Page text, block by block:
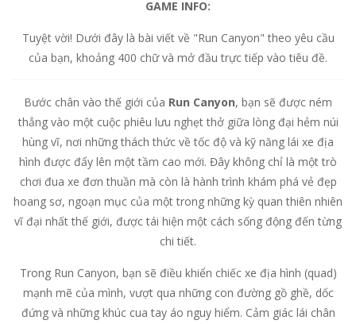
GAME INFO:
Tuyệt vời! Dưới đây là bài viết về "Run Canyon" theo yêu cầu
của bạn, khoảng 400 chữ và mở đầu trực tiếp vào tiêu đề.
Bước chân vào thế giới của Run Canyon, bạn sẽ được ném
thẳng vào một cuộc phiêu lưu nghẹt thở giữa lòng đại hẻm núi
hùng vĩ, nơi những thách thức về tốc độ và kỹ năng lái xe địa
hình được đẩy lên một tầm cao mới. Đây không chỉ là một trò
chơi đua xe đơn thuần mà còn là hành trình khám phá vẻ đẹp
hoang sơ, ngoạn mục của một trong những kỳ quan thiên nhiên
vĩ đại nhất thế giới, được tái hiện một cách sống động đến từng
chi tiết.
Trong Run Canyon, bạn sẽ điều khiển chiếc xe địa hình (quad)
mạnh mẽ của mình, vượt qua những con đường gồ ghề, dốc
đứng và những khúc cua tay áo nguy hiểm. Cảm giác lái chân